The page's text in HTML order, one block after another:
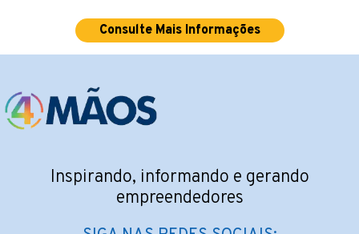
Consulte Mais Informações
Inspirando, informando e gerando
empreendedores